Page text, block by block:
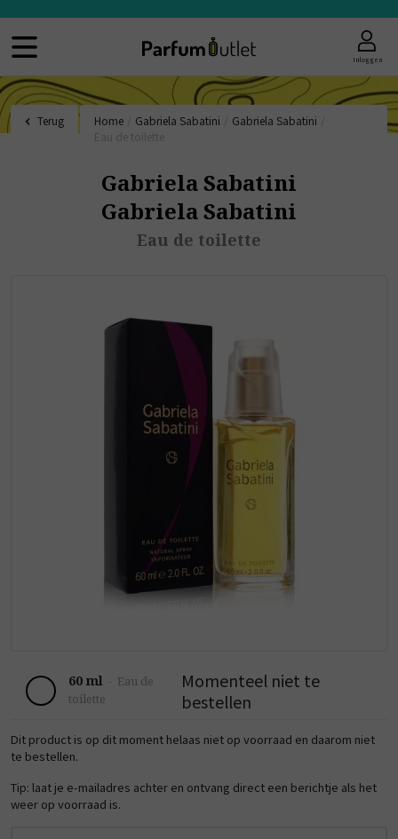
Inloggen
Terug Home Gabriela Sabatini Gabriela Sabatini
Gabriela Sabatini
Gabriela Sabatini
Eau de toilette
60 ml - Eau de
toilette
Momenteel niet te
bestellen
Dit product is op dit moment helaas niet op voorraad en daarom niet
te bestellen.
Tip: laat je e-mailadres achter en ontvang direct een berichtje als het
weer op voorraad is.